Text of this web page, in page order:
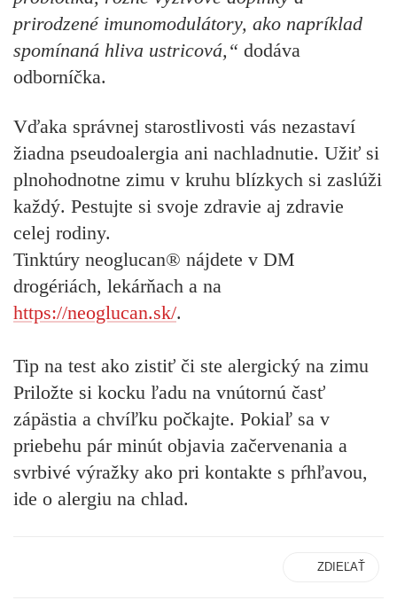
prirodzené imunomodulátory, ako napríklad
spomínaná hliva ustricová,“ dodáva
odborníčka.
Vďaka správnej starostlivosti vás nezastaví
žiadna pseudoalergia ani nachladnutie. Užiť si
plnohodnotne zimu v kruhu blízkych si zaslúži
každý. Pestujte si svoje zdravie aj zdravie
celej rodiny.
Tinktúry neoglucan® nájdete v DM
drogériách, lekárňach a na
https://neoglucan.sk/.
Tip na test ako zistiť či ste alergický na zimu
Priložte si kocku ľadu na vnútornú časť
zápästia a chvíľku počkajte. Pokiaľ sa v
priebehu pár minút objavia začervenania a
svrbivé výražky ako pri kontakte s pŕhľavou,
ide o alergiu na chlad.
ZDIEĽAŤ